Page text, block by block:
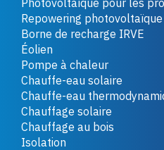
Photovoltaïque pour les
Repowering photovoltaïque
Borne de recharge IRVE
Éolien
Pompe à chaleur
Chauffe-eau solaire
Chauffe-eau
Chauffage solaire
Chauffage au bois
Isolation